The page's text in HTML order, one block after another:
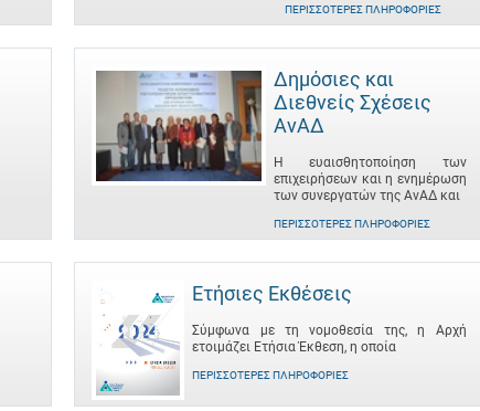
ΠΕΡΙΣΣΌΤΕΡΕΣ ΠΛΗΡΟΦΟΡΊΕΣ
Δημόσιες και
Διεθνείς Σχέσεις
ΑνΑΔ
Η ευαισθητοποίηση των
επιχειρήσεων και η ενημέρωση
των συνεργατών της ΑνΑΔ και
ΠΕΡΙΣΣΌΤΕΡΕΣ ΠΛΗΡΟΦΟΡΊΕΣ
Ετήσιες Εκθέσεις
Σύμφωνα με τη νομοθεσία της, η Αρχή
ετοιμάζει Ετήσια Έκθεση, η οποία
ΠΕΡΙΣΣΌΤΕΡΕΣ ΠΛΗΡΟΦΟΡΊΕΣ